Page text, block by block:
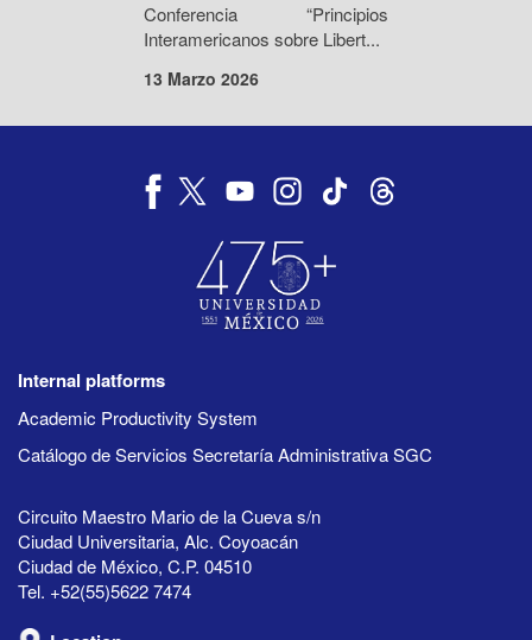
Conferencia “Principios
Interamericanos sobre Libert...
13 Marzo 2026
Internal platforms
Academic Productivity System
Catálogo de Servicios Secretaría Administrativa SGC
Circuito Maestro Mario de la Cueva s/n
Ciudad Universitaria, Alc. Coyoacán
Ciudad de México, C.P. 04510
Tel. +52(55)5622 7474